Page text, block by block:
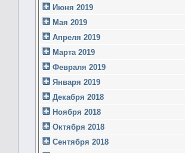
Июня 2019
Мая 2019
Апреля 2019
Марта 2019
Февраля 2019
Января 2019
Декабря 2018
Ноября 2018
Октября 2018
Сентября 2018